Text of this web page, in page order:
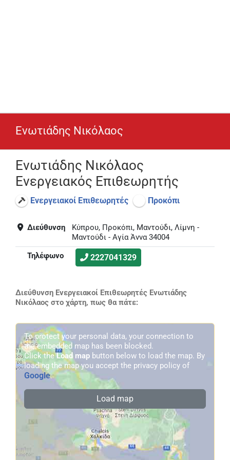
Ενωτιάδης Νικόλαος
Ενωτιάδης Νικόλαος
Ενεργειακός Επιθεωρητής
Ενεργειακοί Επιθεωρητές Προκόπι
Διεύθυνση
Κύπρου, Προκόπι, Μαντούδι, Λίμνη -
Μαντούδι - Αγία Άννα 34004
Τηλέφωνο
2227041329
Διεύθυνση Ενεργειακοί Επιθεωρητές Ενωτιάδης
Νικόλαος στο χάρτη, πως θα πάτε:
To protect your personal data, your connection to
the embedded map has been blocked.
Click theLoad map button below to load the map. By
loading the map you accept the privacy policy of
Google.
Load map